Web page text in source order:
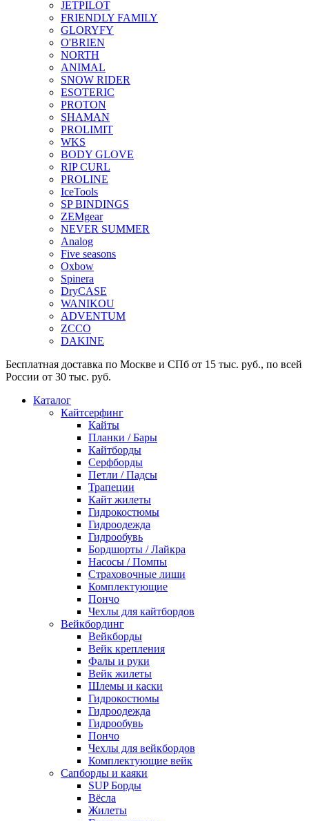
JETPILOT
FRIENDLY FAMILY
GLORYFY
O'BRIEN
NORTH
ANIMAL
SNOW RIDER
ESOTERIC
PROTON
SHAMAN
PROLIMIT
WKS
BODY GLOVE
RIP CURL
PROLINE
IceTools
SP BINDINGS
ZEMgear
NEVER SUMMER
Analog
Five seasons
Oxbow
Spinera
DryCASE
WANIKOU
ADVENTUM
ZCCO
DAKINE
Бесплатная доставка по Москве и СПб от 15 тыс. руб., по всей
России от 30 тыс. руб.
Каталог
Кайтсерфинг
Кайты
Планки / Бары
Кайтборды
Серфборды
Петли / Падсы
Трапеции
Кайт жилеты
Гидрокостюмы
Гидроодежда
Гидрообувь
Бордшорты / Лайкра
Насосы / Помпы
Страховочные лиши
Комплектующие
Пончо
Чехлы для кайтбордов
Вейкбординг
Вейкборды
Вейк крепления
Фалы и руки
Вейк жилеты
Шлемы и каски
Гидрокостюмы
Гидроодежда
Гидрообувь
Пончо
Чехлы для вейкбордов
Комплектующие вейк
Сапборды и каяки
SUP Борды
Вёсла
Жилеты